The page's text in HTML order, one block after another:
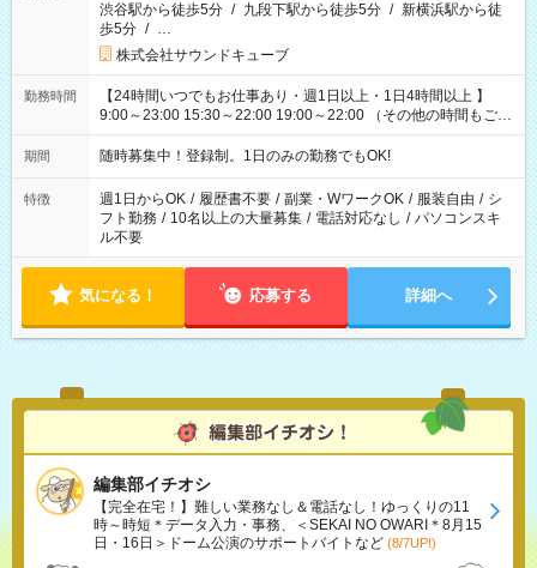
渋谷駅から徒歩5分 / 九段下駅から徒歩5分 / 新横浜駅から徒
歩5分 / …
株式会社サウンドキューブ
勤務時間
【24時間いつでもお仕事あり・週1日以上・1日4時間以上 】
9:00～23:00 15:30～22:00 19:00～22:00 （その他の時間もござ
います！） 19:00～23:30 21:00～翌5:00 etc... ＊上記シフトは
一例です。現場により、時間が異なります！ ＊イベントが早く
期間 随時募集中！登録制。1日のみの勤務でもOK!
特徴 週1日からOK / 履歴書不要 / 副業・WワークOK / 服装自由 / シ
フト勤務 / 10名以上の大量募集 / 電話対応なし / パソコンスキ
ル不要
気になる！ 応募する 詳細へ
編集部イチオシ
【完全在宅！】難しい業務なし＆電話なし！ゆっくりの11
時～時短＊データ入力・事務、＜SEKAI NO OWARI＊8月15
日・16日＞ドーム公演のサポートバイトなど (8/7UP!)